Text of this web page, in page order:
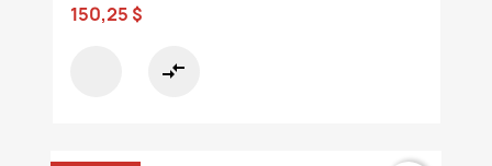
150,25 $
compare_arrows